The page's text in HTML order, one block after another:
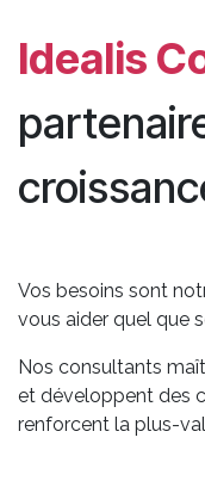
Idealis
Vos besoins sont
vous aider quel que
Nos consultants
et développent des
renforcent la plus-